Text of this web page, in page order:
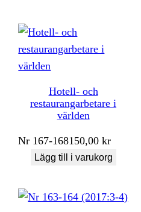
Hotell- och
restaurangarbetare i
världen
Nr 167-168150,00kr
Lägg till i varukorg